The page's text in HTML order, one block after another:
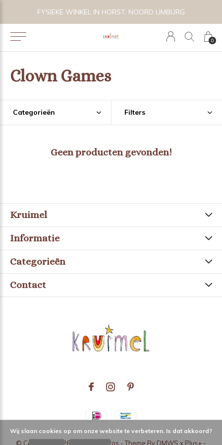
0
FYSIEKE WINKEL IN HORST, NOORD LIMBURG
Clown Games
Categorieën Filters
Geen producten gevonden!
Kruimel
Informatie
Categorieën
Contact
© Copyright 2026 - Theme RePos - Theme By DMWS x Plus+ -
Wij slaan cookies op om onze website te verbeteren. Is dat akkoord?